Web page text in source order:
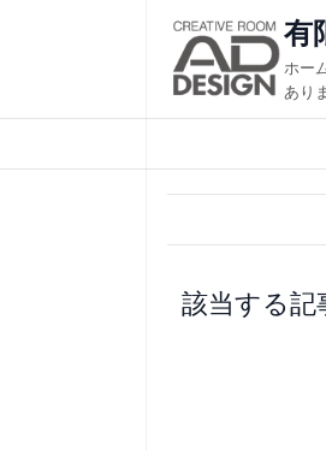
ス
キ
有
ホー
あり
該当する記